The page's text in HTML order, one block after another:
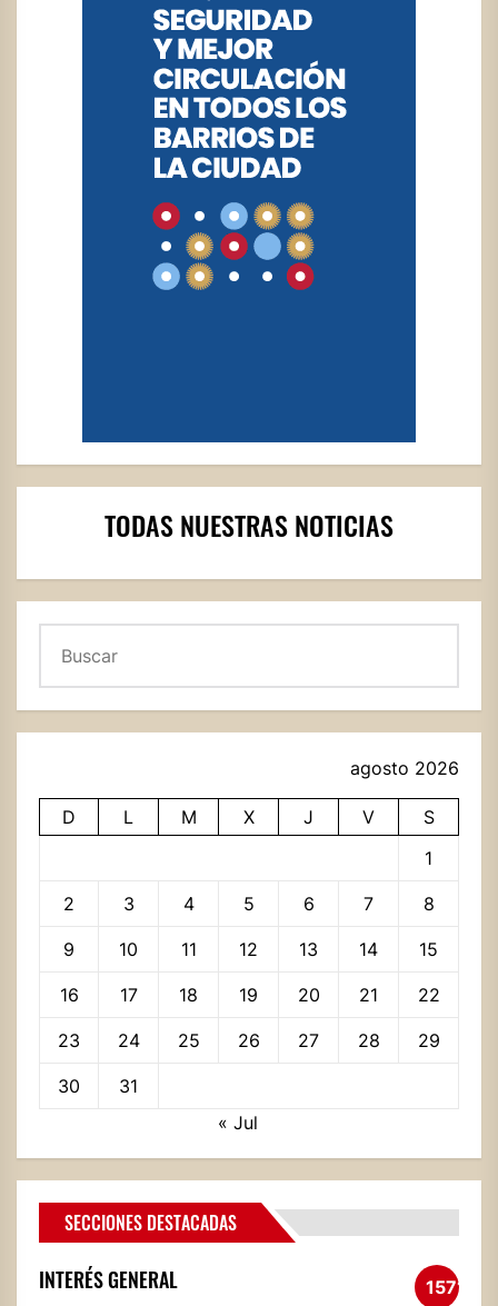
TODAS NUESTRAS NOTICIAS
agosto 2026
D L M X J V
S
1
2 3 4 5 6 7 8
9 10 11 12 13 14 15
16 17 18 19 20 21 22
23 24 25 26 27 28 29
30
31
« Jul
SECCIONES DESTACADAS
INTERÉS GENERAL 1571